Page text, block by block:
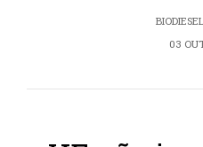
03